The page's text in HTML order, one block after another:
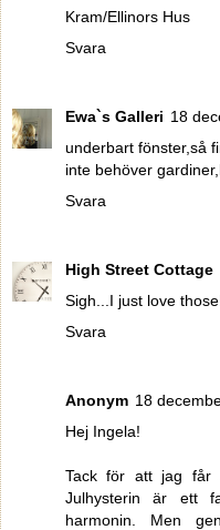
Kram/Ellinors Hus
Svara
Ewa`s Galleri 18
underbart fönster,så
inte behöver
Svara
High Street Cottage
Sigh...I just love
Svara
Anonym 18
Hej Ingela!
Tack för att jag får
Julhysterin är ett
harmonin. Men